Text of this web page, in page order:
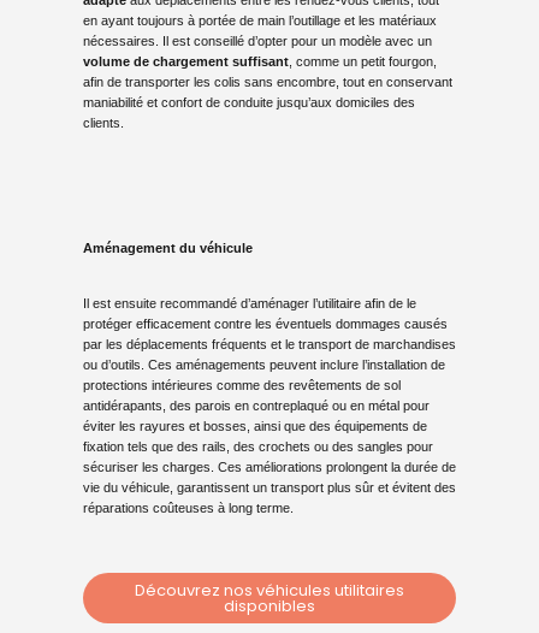
en ayant toujours à portée de main l’outillage et les matériaux
nécessaires. Il est conseillé d’opter pour un modèle avec un
volume de chargement suffisant, comme un petit fourgon,
afin de transporter les colis sans encombre, tout en conservant
maniabilité et confort de conduite jusqu’aux domiciles des
clients.
Aménagement du véhicule
Il est ensuite recommandé d’aménager l’utilitaire afin de le
protéger efficacement contre les éventuels dommages causés
par les déplacements fréquents et le transport de marchandises
ou d’outils. Ces aménagements peuvent inclure l’installation de
protections intérieures comme des revêtements de sol
antidérapants, des parois en contreplaqué ou en métal pour
éviter les rayures et bosses, ainsi que des équipements de
fixation tels que des rails, des crochets ou des sangles pour
sécuriser les charges. Ces améliorations prolongent la durée de
vie du véhicule, garantissent un transport plus sûr et évitent des
réparations coûteuses à long terme.
Découvrez nos véhicules utilitaires
disponibles